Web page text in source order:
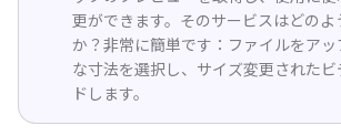
更ができます。そのサービスはどの
か？非常に簡単です：ファイルをア
な寸法を選択し、サイズ変更された
ドします。